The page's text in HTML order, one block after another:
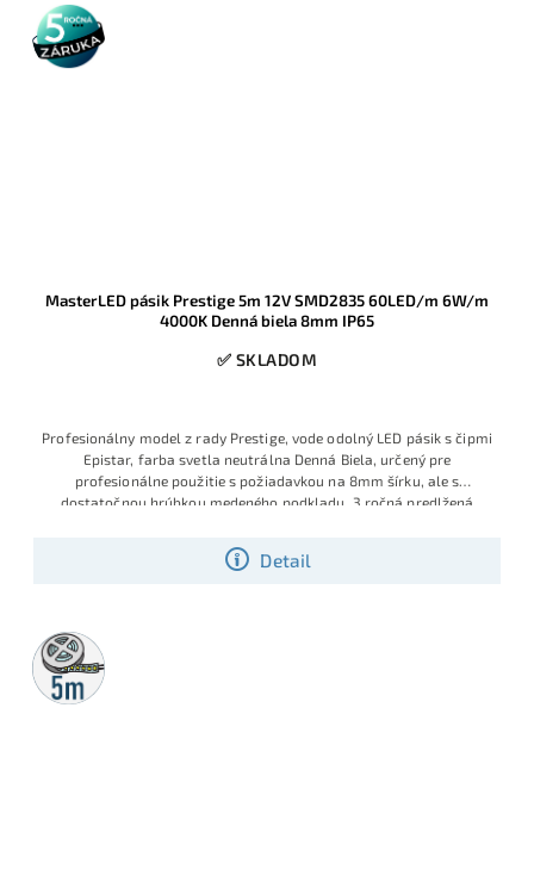
5 rokov
záruka
MasterLED pásik Prestige 5m 12V SMD2835 60LED/m 6W/m
4000K Denná biela 8mm IP65
✅ SKLADOM
Detail
Profesionálny model z rady Prestige, vode odolný LED pásik s čipmi
Epistar, farba svetla neutrálna Denná Biela, určený pre
profesionálne použitie s požiadavkou na 8mm šírku, ale s
dostatočnou hrúbkou medeného podkladu, 3 ročná predlžená
5m
rolka